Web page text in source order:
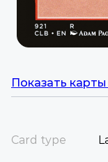
Показать
Card type